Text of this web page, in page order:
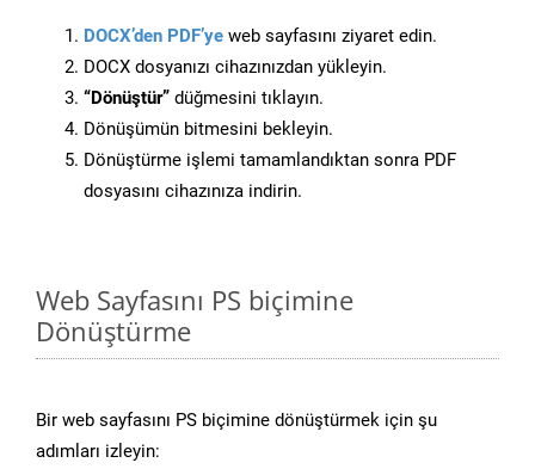
DOCX’den PDF’ye web sayfasını ziyaret edin.
DOCX dosyanızı cihazınızdan yükleyin.
“Dönüştür” düğmesini tıklayın.
Dönüşümün bitmesini bekleyin.
Dönüştürme işlemi tamamlandıktan sonra PDF
dosyasını cihazınıza indirin.
Web Sayfasını PS biçimine
Dönüştürme
Bir web sayfasını PS biçimine dönüştürmek için şu
adımları izleyin: